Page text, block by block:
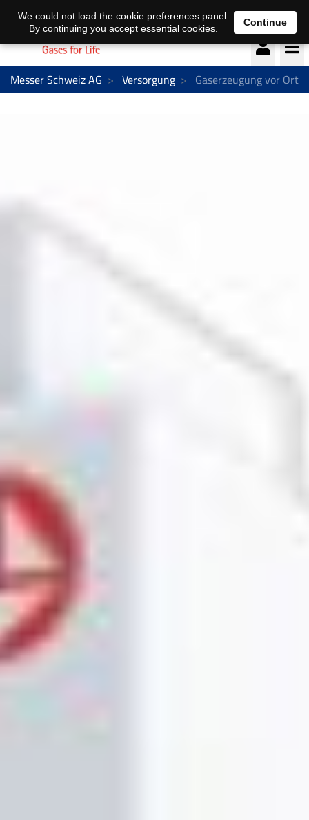
Deutsch français
Messer Schweiz AG Versorgung Gaserzeugung vor Ort
We could not load the cookie preferences panel.
By continuing you accept essential cookies.
Continue